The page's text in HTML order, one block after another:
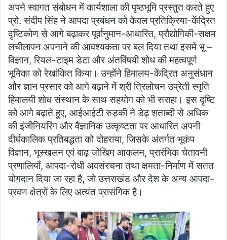
अपने स्वागत संबोधन में कार्यशाला की पृष्ठभूमि प्रस्तुत करते हुए
प्रो. संदीप सिंह ने आपदा प्रबंधन को केवल प्रतिक्रिया-केंद्रित
दृष्टिकोण से आगे बढ़ाकर पूर्वानुमान-आधारित, प्रौद्योगिकी-सक्षम
लचीलापन अपनाने की आवश्यकता पर बल दिया तथा इसमें भू –
विज्ञान, रियल-टाइम डेटा और अंतर्विषयी शोध की महत्वपूर्ण
भूमिका को रेखांकित किया। उन्होंने हिमालय-केंद्रित अनुसंधान
और ज्ञान प्रसार को आगे बढ़ाने में श्री त्रिलोचन उप्रेती स्मृति
हिमालयी शोध संस्थान के साथ सहयोग को भी सराहा। इस दृष्टि
को आगे बढ़ाते हुए, आईआईटी रुड़की ने डेढ़ शताब्दी से अधिक
की इंजीनियरिंग और वैज्ञानिक उत्कृष्टता पर आधारित अपनी
दीर्घकालिक प्रतिबद्धता को दोहराया, जिसके अंतर्गत भूकंप
विज्ञान, भूस्खलन एवं बाढ़ जोखिम आकलन, प्रारंभिक चेतावनी
प्रणालियाँ, आपदा-रोधी अवसंरचना तथा क्षमता-निर्माण में सतत
योगदान दिया जा रहा है, जो उत्तराखंड और देश के अन्य आपदा-
प्रवण क्षेत्रों के लिए अत्यंत प्रासंगिक है।